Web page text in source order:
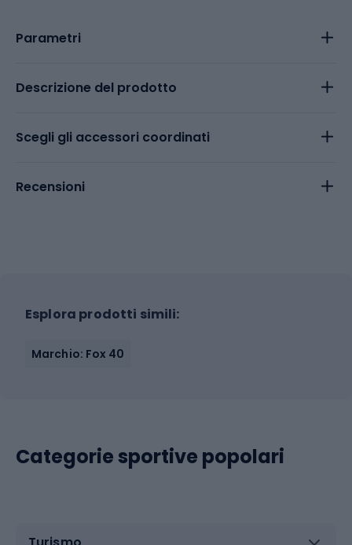
Parametri
Descrizione del prodotto
Scegli gli accessori coordinati
Recensioni
Esplora prodotti simili:
Marchio: Fox 40
Categorie sportive popolari